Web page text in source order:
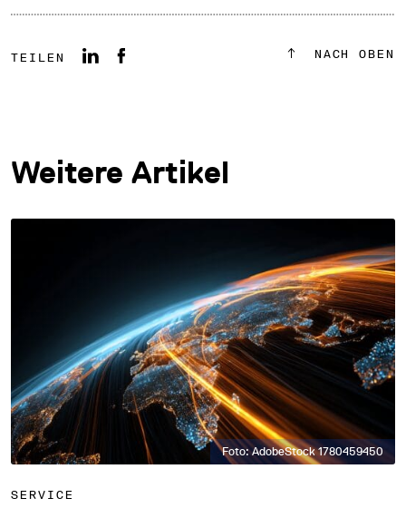
TEILEN NACH OBEN
Weitere Artikel
Foto: AdobeStock 1780459450
SERVICE